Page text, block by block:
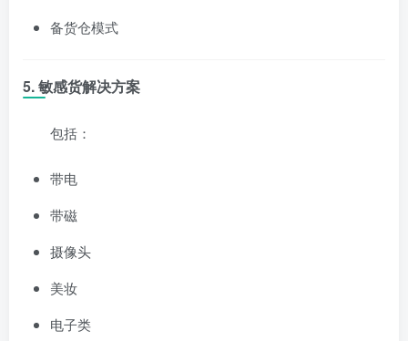
备货仓模式
5. 敏感货解决方案
包括：
带电
带磁
摄像头
美妆
电子类